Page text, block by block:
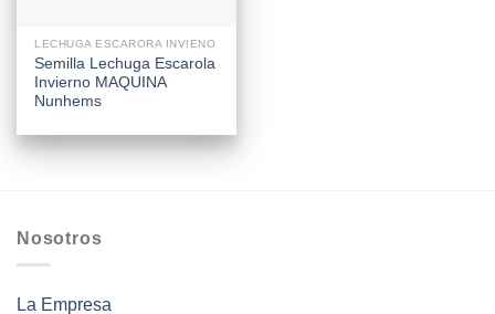
LECHUGA ESCARORA INVIENO
Semilla Lechuga Escarola
Invierno MAQUINA
Nunhems
Nosotros
La Empresa